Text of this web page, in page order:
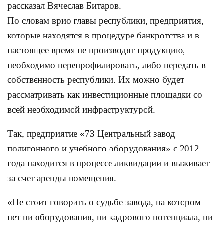
рассказал Вячеслав Битаров.
По словам врио главы республики, предприятия,
которые находятся в процедуре банкротства и в
настоящее время не производят продукцию,
необходимо перепрофилировать, либо передать в
собственность республики. Их можно будет
рассматривать как инвестиционные площадки со
всей необходимой инфраструктурой.
Так, предприятие «73 Центральный завод
полигонного и учебного оборудования» с 2012
года находится в процессе ликвидации и выживает
за счет аренды помещения.
«Не стоит говорить о судьбе завода, на котором
нет ни оборудования, ни кадрового потенциала, ни